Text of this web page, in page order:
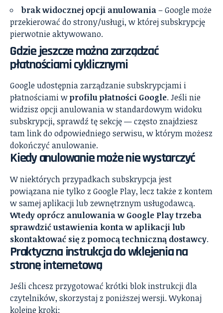
brak widocznej opcji anulowania– Google może
przekierować do strony/usługi, w której subskrypcję
pierwotnie aktywowano.
Gdzie jeszcze można zarządzać
płatnościami cyklicznymi
Google udostępnia zarządzanie subskrypcjami i
płatnościami wprofilu płatności Google. Jeśli nie
widzisz opcji anulowania w standardowym widoku
subskrypcji, sprawdź tę sekcję — często znajdziesz
tam link do odpowiedniego serwisu, w którym możesz
dokończyć anulowanie.
Kiedy anulowanie może nie wystarczyć
W niektórych przypadkach subskrypcja jest
powiązana nie tylko z Google Play, lecz także z kontem
w samej aplikacji lub zewnętrznym usługodawcą.
Wtedy oprócz anulowania w Google Play trzeba
sprawdzić ustawienia konta w aplikacji lub
skontaktować się z pomocą techniczną dostawcy.
Praktyczna instrukcja do wklejenia na
stronę internetową
Jeśli chcesz przygotować krótki blok instrukcji dla
czytelników, skorzystaj z poniższej wersji. Wykonaj
kolejne kroki: